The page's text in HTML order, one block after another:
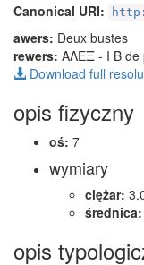
Canonical URI:
awers: Deux bustes
rewers: ΑΛΕΞ - I B de
Download full
opis fizyczny
oś: 7
wymiary
ciężar:
średnica:
opis